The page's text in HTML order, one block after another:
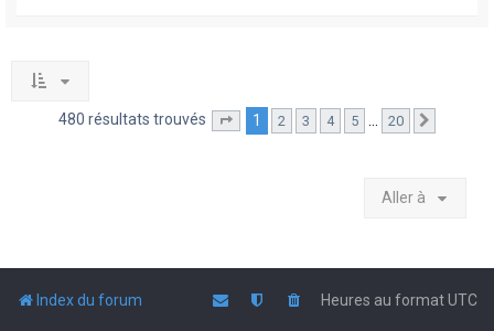
480 résultats trouvés Page sur20
1 2 3 4 5 … 20
Aller à
Index du forum Heures au formatUTC